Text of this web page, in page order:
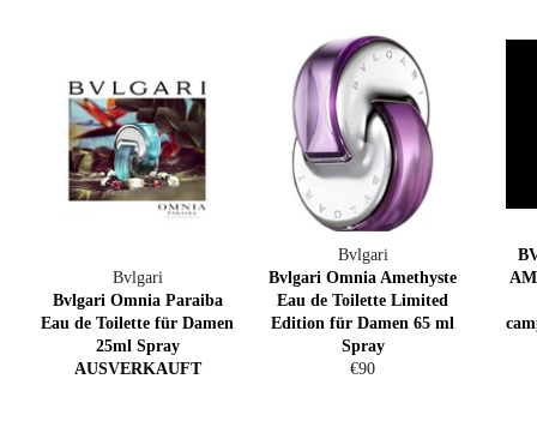
Bvlgari
Bvlgari Omnia Paraiba
Eau de Toilette für Damen
25ml Spray
AUSVERKAUFT
Bvlgari
Bvlgari Omnia Amethyste
Eau de Toilette Limited
Edition für Damen 65 ml
Spray
Normaler
€90